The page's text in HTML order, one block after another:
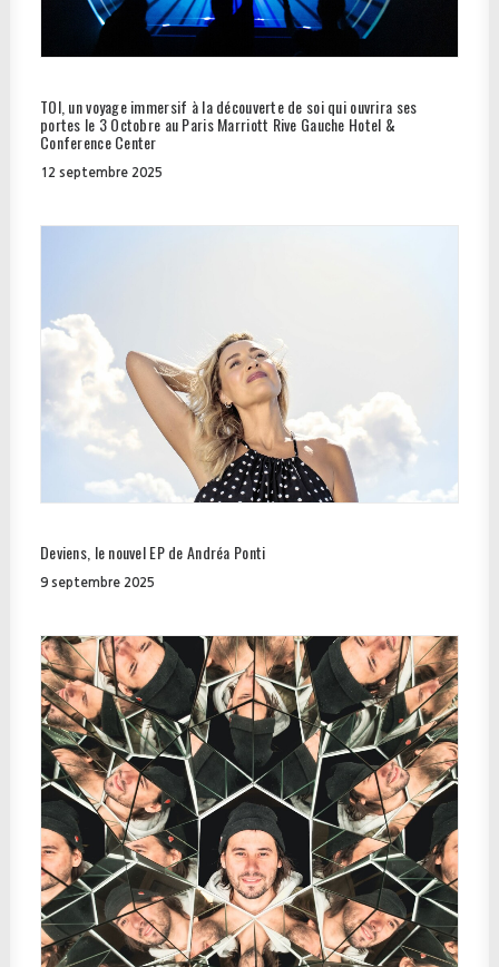
TOI, un voyage immersif à la découverte de soi qui ouvrira ses
portes le 3 Octobre au Paris Marriott Rive Gauche Hotel &
Conference Center
12 septembre 2025
Deviens, le nouvel EP de Andréa Ponti
9 septembre 2025